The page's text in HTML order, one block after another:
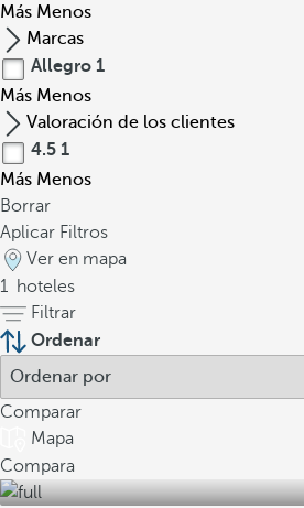
Más Menos
Marcas
Allegro 1
Más Menos
Valoración de los clientes
4.5 1
Más Menos
Borrar
Aplicar Filtros
Ver en mapa
1 hoteles
Filtrar
Ordenar
Comparar
Mapa
Compara